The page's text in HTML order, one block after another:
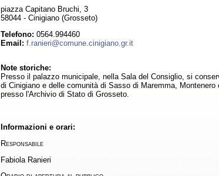
piazza Capitano Bruchi, 3
58044 - Cinigiano (Grosseto)
Telefono: 0564.994460
Email: f.ranieri@comune.cinigiano.gr.it
Note storiche:
Presso il palazzo municipale, nella Sala del Consiglio, si
di Cinigiano e delle comunità di Sasso di Maremma,
presso l'Archivio di Stato di Grosseto.
Informazioni e orari:
Responsabile
Fabiola Ranieri